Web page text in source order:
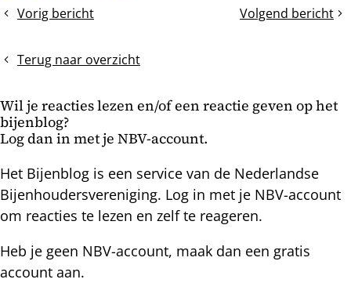
bericht
Vorig bericht
Inwinteren
traditionele
Volgend bericht
Hou
Terug naar overzicht
Wil je reacties lezen en/of een reactie geven op het
bijenblog?
Log dan in met je NBV-account.
Het Bijenblog is een service van de Nederlandse
Bijenhoudersvereniging. Log in met je NBV-account
om reacties te lezen en zelf te reageren.
Heb je geen NBV-account, maak dan een gratis
account aan.